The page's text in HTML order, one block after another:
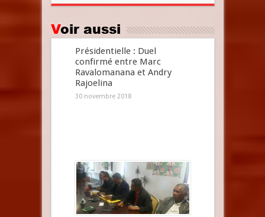
Voir aussi
Présidentielle : Duel
confirmé entre Marc
Ravalomanana et Andry
Rajoelina
30 novembre 2018